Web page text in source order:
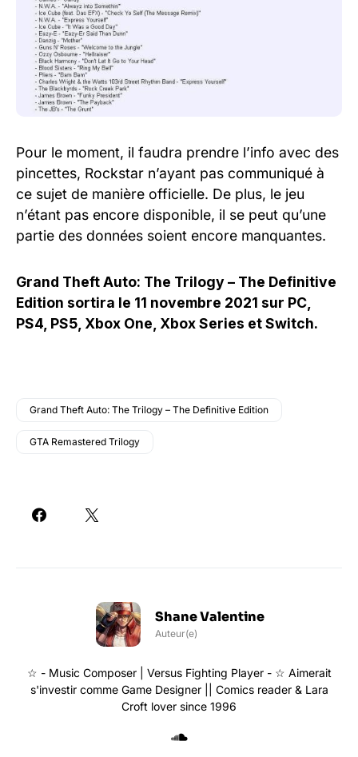
Pour le moment, il faudra prendre l’info avec des
pincettes, Rockstar n’ayant pas communiqué à
ce sujet de manière officielle. De plus, le jeu
n’étant pas encore disponible, il se peut qu’une
partie des données soient encore manquantes.
Grand Theft Auto: The Trilogy – The Definitive
Edition sortira le 11 novembre 2021 sur PC,
PS4, PS5, Xbox One, Xbox Series et Switch.
Grand Theft Auto: The Trilogy – The Definitive Edition
GTA Remastered Trilogy
Shane Valentine
Auteur(e)
☆ - Music Composer | Versus Fighting Player - ☆ Aimerait
s'investir comme Game Designer || Comics reader & Lara
Croft lover since 1996